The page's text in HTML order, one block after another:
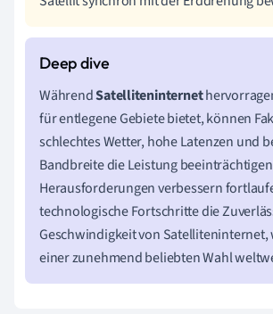
WährendSatelliteninternet
für entlegene Gebiete bietet, können
schlechtes Wetter, hohe Latenzen und
Bandbreite die Leistung
Herausforderungen verbessern
technologische Fortschritte die
Geschwindigkeit von Satelliteninternet,
einer zunehmend beliebten Wahl